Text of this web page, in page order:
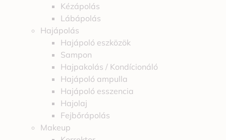
Kézápolás
Lábápolás
Hajápolás
Hajápoló eszközök
Sampon
Hajpakolás / Kondícionáló
Hajápoló ampulla
Hajápoló esszencia
Hajolaj
Fejbőrápolás
Makeup